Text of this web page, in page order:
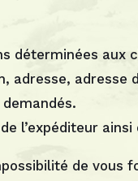
déterminées aux
adresse,
ainsi
de vous